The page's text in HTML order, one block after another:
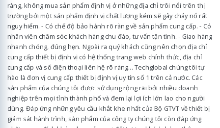
ràng, không mua sản phẩm định vị ở những địa chỉ trôi nổi trên thị
trường bởi một sản phẩm định vị chất lượng kém sẽ gây cháy nổ rất
nguy hiểm. - Có chế độ bảo hành rõ ràng về sản phẩm cung cấp. - Có
nhân viên chăm sóc khách hàng chu đáo, tư vấn tận tình. - Giao hàng
nhanh chóng, đúng hẹn. Ngoài ra quý khách cũng nên chọn địa chỉ
cung cấp thiết bị định vị có hệ thống trang web chính thức, địa chỉ
cung cấp và số điện thoại liên hệ rõ ràng... Techglobal chúng tôi tự
hào là đơn vị cung cấp thiết bị định vị uy tín số 1 trên cả nước. Các
sản phẩm của chúng tôi được sử dụng rộng rãi bởi nhiều doanh
nghiệp trên mọi tỉnh thành phố và đem lại lợi ích lớn lao cho người
dùng. Đáp ứng những yêu cầu khắt khe nhất của Bộ GTVT về thiết bị
giám sát hành trình, sản phẩm của công ty chúng tôi còn đáp ứng